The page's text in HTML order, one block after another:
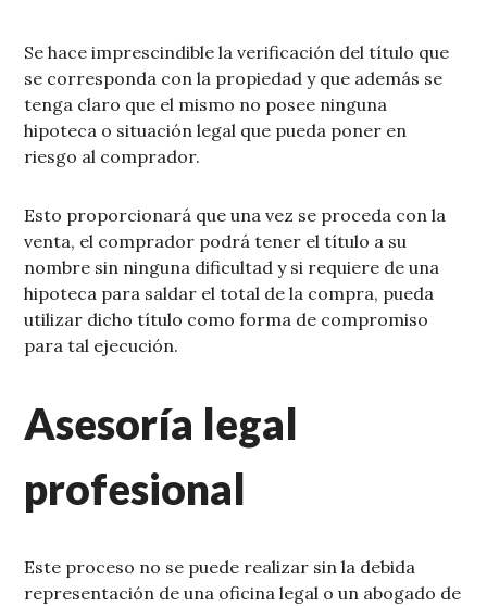
Se hace imprescindible la verificación del título que
se corresponda con la propiedad y que además se
tenga claro que el mismo no posee ninguna
hipoteca o situación legal que pueda poner en
riesgo al comprador.
Esto proporcionará que una vez se proceda con la
venta, el comprador podrá tener el título a su
nombre sin ninguna dificultad y si requiere de una
hipoteca para saldar el total de la compra, pueda
utilizar dicho título como forma de compromiso
para tal ejecución.
Asesoría legal
profesional
Este proceso no se puede realizar sin la debida
representación de una oficina legal o un abogado de